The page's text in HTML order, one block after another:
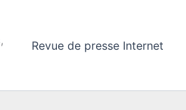
Revue de presse Internet